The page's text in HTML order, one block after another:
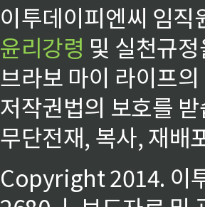
이투데이피엔씨 임
윤리강령 및 실천규
브라보 마이 라이프
저작권법의 보호를
무단전재, 복사, 재배
Copyright 2014. 이